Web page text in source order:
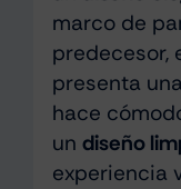
marco de
predecesor,
presenta una
hace
un diseño
experiencia